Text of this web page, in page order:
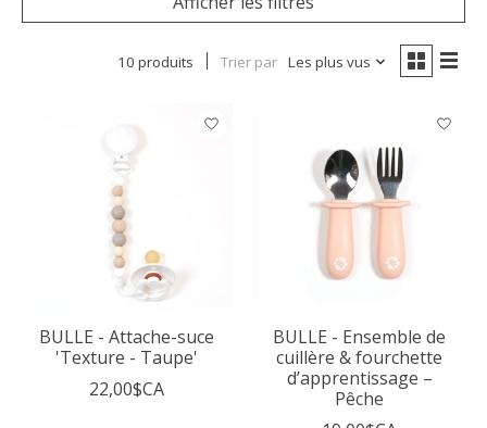
10 produits Trier par Les plus vus
BULLE - Attache-suce
'Texture - Taupe'
22,00$CA
BULLE - Ensemble de
cuillère & fourchette
d’apprentissage –
Pêche